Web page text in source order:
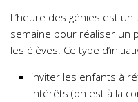
L’heure des génies est
semaine pour réaliser un
les élèves. Ce type
inviter les enfants à
intérêts (on est à la